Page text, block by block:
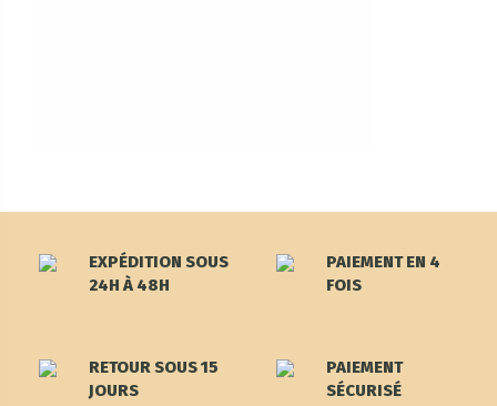
EXPÉDITION SOUS
24H À 48H
PAIEMENT EN 4
FOIS
RETOUR SOUS 15
JOURS
PAIEMENT
SÉCURISÉ